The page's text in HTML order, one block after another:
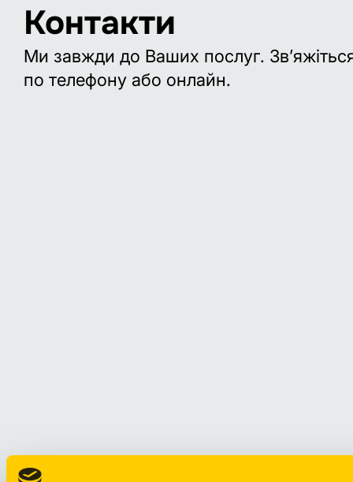
Контакти
Ми завжди до Ваших послуг.
по телефону або онлайн.